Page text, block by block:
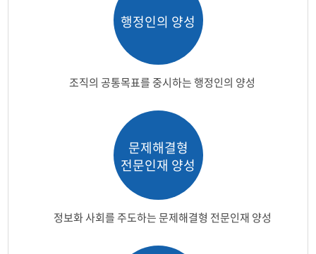
행정인의 양성​
조직의 공통목표를 중시하는 행정인의 양성​​
문제해결형
전문인재 양성​
정보화 사회를 주도하는 문제해결형 전문인재 양성​​